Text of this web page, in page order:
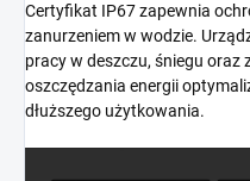
Certyfikat IP67 zapewnia
zanurzeniem w wodzie.
pracy w deszczu, śniegu
oszczędzania energii
dłuższego użytkowania.